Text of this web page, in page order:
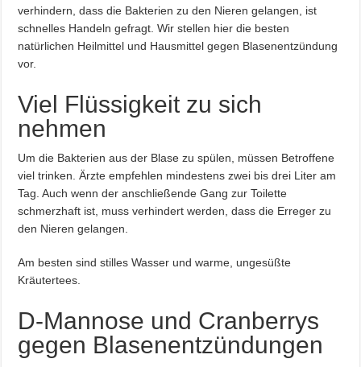
verhindern, dass die Bakterien zu den Nieren gelangen, ist
schnelles Handeln gefragt. Wir stellen hier die besten
natürlichen Heilmittel und Hausmittel gegen Blasenentzündung
vor.
Viel Flüssigkeit zu sich
nehmen
Um die Bakterien aus der Blase zu spülen, müssen Betroffene
viel trinken. Ärzte empfehlen mindestens zwei bis drei Liter am
Tag. Auch wenn der anschließende Gang zur Toilette
schmerzhaft ist, muss verhindert werden, dass die Erreger zu
den Nieren gelangen.
Am besten sind stilles Wasser und warme, ungesüßte
Kräutertees.
D-Mannose und Cranberrys
gegen Blasenentzündungen